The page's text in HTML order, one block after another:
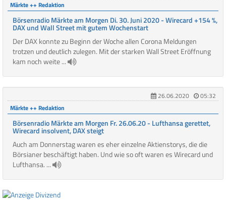
Märkte ++ Redaktion
Börsenradio Märkte am Morgen Di. 30. Juni 2020 - Wirecard +154 %,
DAX und Wall Street mit gutem Wochenstart
Der DAX konnte zu Beginn der Woche allen Corona Meldungen
trotzen und deutlich zulegen. Mit der starken Wall Street Eröffnung
kam noch weite ...
26.06.2020
05:32
Märkte ++ Redaktion
Börsenradio Märkte am Morgen Fr. 26.06.20 - Lufthansa gerettet,
Wirecard insolvent, DAX steigt
Auch am Donnerstag waren es eher einzelne Aktienstorys, die die
Börsianer beschäftigt haben. Und wie so oft waren es Wirecard und
Lufthansa. ...